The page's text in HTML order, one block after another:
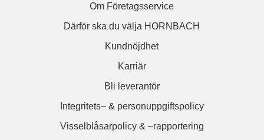
Om Företagsservice
Därför ska du välja HORNBACH
Kundnöjdhet
Karriär
Bli leverantör
Integritets– & personuppgiftspolicy
Visselblåsarpolicy & –rapportering